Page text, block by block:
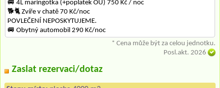
🚐 4L maringotka (+poplatek OÚ) 750 Kč / noc
🐕‍🐈 Zvíře v chatě 70 Kč/noc
POVLEČENÍ NEPOSKYTUJEME.
🚐 Obytný automobil 290 Kč/noc
* Cena může být za celou jednotku.
Posl.akt. 2026
Zaslat rezervaci/dotaz